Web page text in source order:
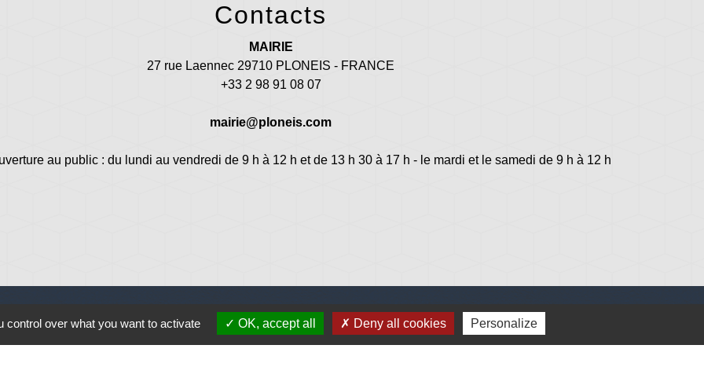
Contacts
MAIRIE
27 rue Laennec 29710 PLONEIS - FRANCE
+33 2 98 91 08 07
mairie@ploneis.com
au public : du lundi au vendredi de 9 h à 12 h et de 13 h 30 à 17 h - le mardi et le samedi de 9 h à 12 h
Jumelage
over what you want to activate OK, accept all Deny all cookies Personalize